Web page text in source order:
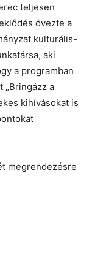
teljesen
övezte a
kulturális-
aki
a programban
a
kihívásokat is
megrendezésre